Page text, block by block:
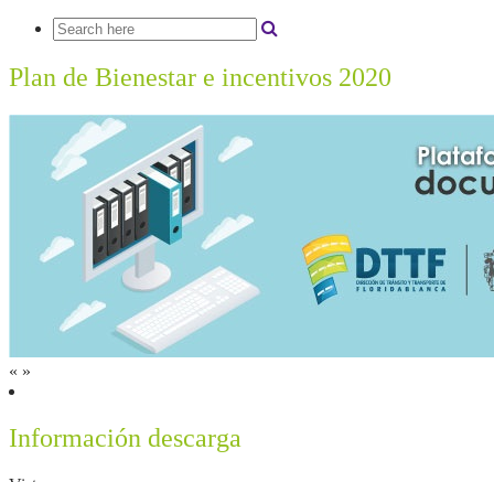
Plan de Bienestar e incentivos 2020
« »
Información descarga